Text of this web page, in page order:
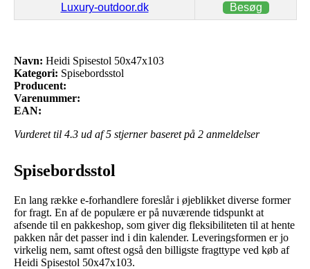
Luxury-outdoor.dk Besøg
Navn: Heidi Spisestol 50x47x103
Kategori: Spisebordsstol
Producent:
Varenummer:
EAN:
Vurderet til 4.3 ud af 5 stjerner baseret på 2 anmeldelser
Spisebordsstol
En lang række e-forhandlere foreslår i øjeblikket diverse former
for fragt. En af de populære er på nuværende tidspunkt at
afsende til en pakkeshop, som giver dig fleksibiliteten til at hente
pakken når det passer ind i din kalender. Leveringsformen er jo
virkelig nem, samt oftest også den billigste fragttype ved køb af
Heidi Spisestol 50x47x103.